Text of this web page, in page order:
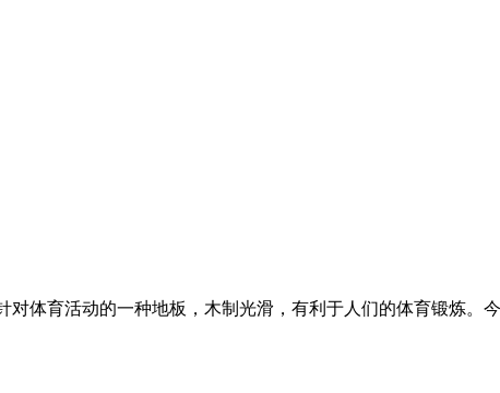
育活动的一种地板，木制光滑，有利于人们的体育锻炼。